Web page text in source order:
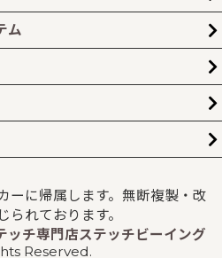
ム
ーに帰属します。無断複製・改
られております。
ッチ専門店ステッチビーイング
Reserved.